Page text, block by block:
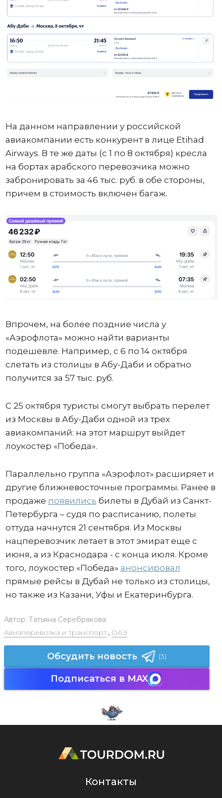
На данном направлении у российской
авиакомпании есть конкурент в лице Etihad
Airways. В те же даты (с 1 по 8 октября) кресла
на бортах арабского перевозчика можно
забронировать за 46 тыс. руб. в обе стороны,
причем в стоимость включен багаж.
Впрочем, на более поздние числа у
«Аэрофлота» можно найти варианты
подешевле. Например, с 6 по 14 октября
слетать из столицы в Абу-Даби и обратно
получится за 57 тыс. руб.
С 25 октября туристы смогут выбрать перелет
из Москвы в Абу-Даби одной из трех
авиакомпаний: на этот маршрут выйдет
лоукостер «Победа».
Параллельно группа «Аэрофлот» расширяет и
другие ближневосточные программы. Ранее в
продаже появились билеты в Дубай из Санкт-
Петербурга – судя по расписанию, полеты
оттуда начнутся 21 сентября. Из Москвы
нацперевозчик летает в этот эмират еще с
июня, а из Краснодара - с конца июля. Кроме
того, лоукостер «Победа» анонсировал
прямые рейсы в Дубай не только из столицы,
но также из Казани, Уфы и Екатеринбурга.
Автор: Татьяна Серебрякова
Авиаперевозка и транспорт, ОАЭ
Обсудить новость (3)
Подписаться в MAX
Контакты